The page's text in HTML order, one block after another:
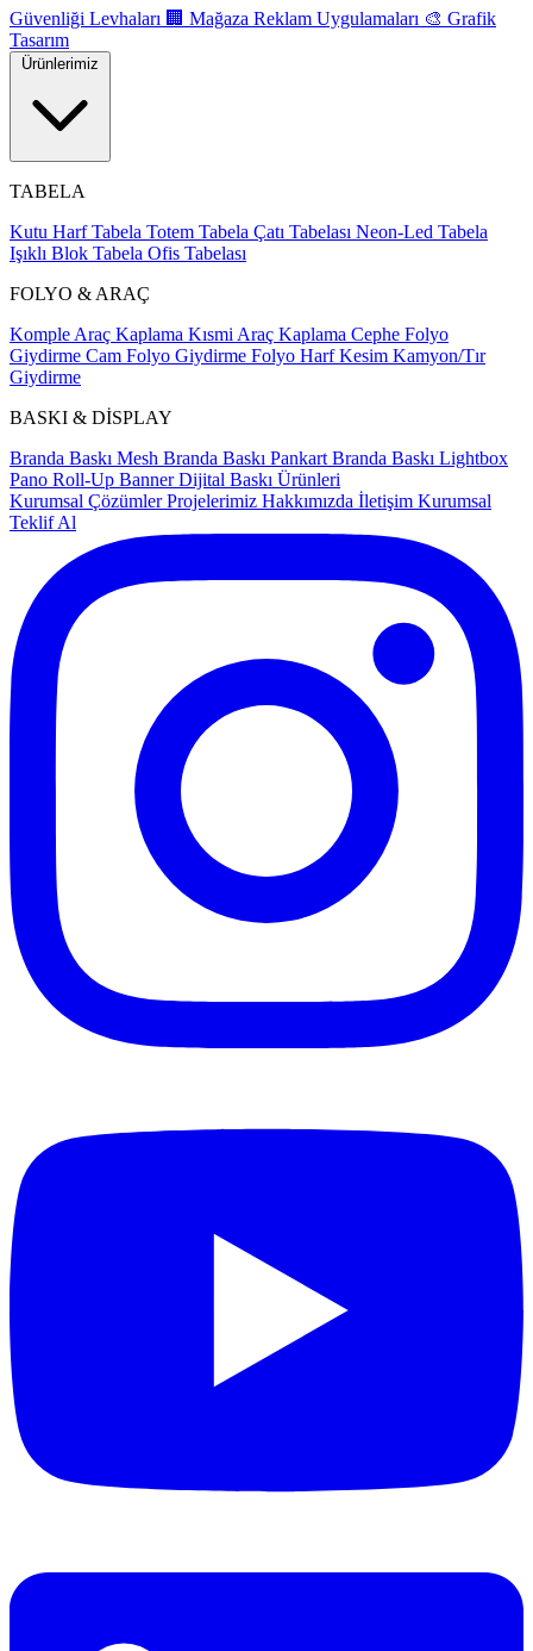
Güvenliği Levhaları 🏢 Mağaza Reklam Uygulamaları 🎨 Grafik
Tasarım
TABELA
Kutu Harf Tabela Totem Tabela Çatı Tabelası Neon-Led Tabela
Işıklı Blok Tabela Ofis Tabelası
FOLYO & ARAÇ
Komple Araç Kaplama Kısmi Araç Kaplama Cephe Folyo
Giydirme Cam Folyo Giydirme Folyo Harf Kesim Kamyon/Tır
Giydirme
BASKI & DİSPLAY
Branda Baskı Mesh Branda Baskı Pankart Branda Baskı Lightbox
Pano Roll-Up BannerDijital Baskı Ürünleri
Kurumsal ÇözümlerProjelerimiz Hakkımızda İletişim Kurumsal
Teklif Al